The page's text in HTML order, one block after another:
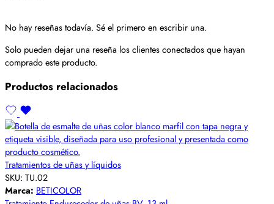
No hay reseñas todavía. Sé el primero en escribir una.
Solo pueden dejar una reseña los clientes conectados que hayan
comprado este producto.
Productos relacionados
Tratamientos de uñas y líquidos
SKU: TU.02
Marca: BETICOLOR